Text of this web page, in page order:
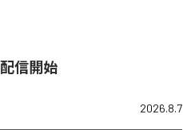
配信開始
2026.8.7